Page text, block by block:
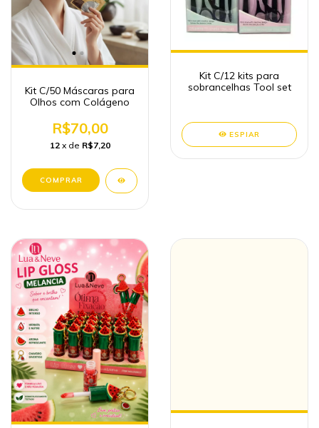
Kit C/50 Máscaras para
Olhos com Colágeno
R$70,00
12 x de R$7,20
Kit C/12 kits para
sobrancelhas Tool set
ESPIAR